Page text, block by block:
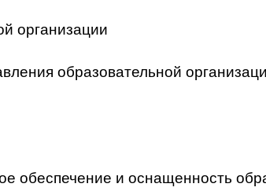
организации
образовательной
обеспечение и оснащенность